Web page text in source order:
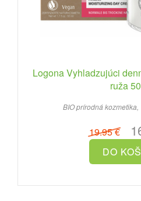
Logona Vyhladzujúci
ruža
BIO prírodná
19.95 €